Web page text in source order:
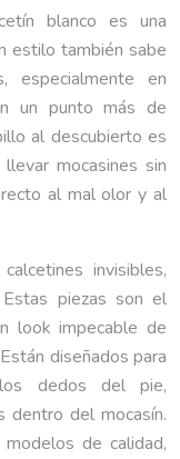
blanco es una
estilo también sabe
especialmente en
un punto más de
al descubierto es
mocasines sin
al mal olor y al
invisibles,
piezas son el
look impecable de
diseñados para
dedos del pie,
dentro del mocasín.
de calidad,